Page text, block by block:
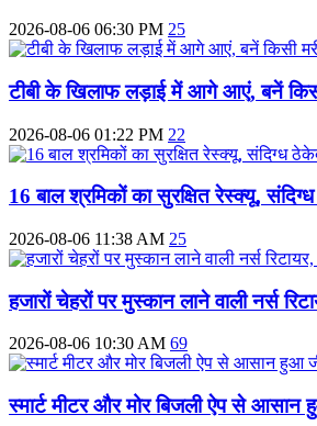
2026-08-06 06:30 PM 25
टीबी के खिलाफ लड़ाई में आगे आएं, बनें
2026-08-06 01:22 PM 22
16 बाल श्रमिकों का सुरक्षित रेस्क्यू, संदिग्ध
2026-08-06 11:38 AM 25
हजारों चेहरों पर मुस्कान लाने वाली नर्स
2026-08-06 10:30 AM 69
स्मार्ट मीटर और मोर बिजली ऐप से आसान